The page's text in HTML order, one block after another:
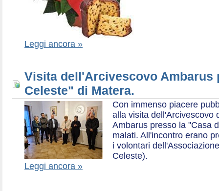
Leggi ancora »
Visita dell'Arcivescovo Ambarus
Celeste" di Matera.
Con immenso piacere
alla visita dell'Arcivescovo
Ambarus presso la "Casa
malati. All'incontro erano
i volontari
Celeste).
Leggi ancora »